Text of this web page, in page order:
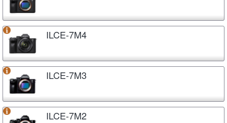
ILCE-7M4
ILCE-7M3
ILCE-7M2